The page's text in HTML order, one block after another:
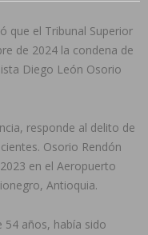
que el Tribunal Superior
de 2024 la condena de
Diego León Osorio
responde al delito de
Osorio Rendón
en el Aeropuerto
Antioquia.
54 años, había sido